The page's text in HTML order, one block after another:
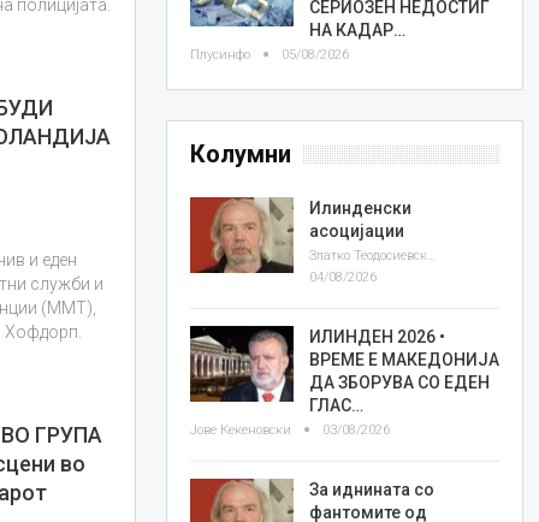
полицијата.
и еден
служби и
(ММТ),
Хофдорп.
ГРУПА
во
СЕРИОЗЕН НЕДОСТИГ
НА КАДАР…
Плусинфо 05/08/2026
Колумни
Илинденски
асоцијации
Златко Теодосиевски
04/08/2026
ИЛИНДЕН 2026 •
ВРЕМЕ Е МАКЕДОНИЈА
ДА ЗБОРУВА СО ЕДЕН
ГЛАС…
Јове Кекеновски 03/08/2026
За иднината со
фантомите од